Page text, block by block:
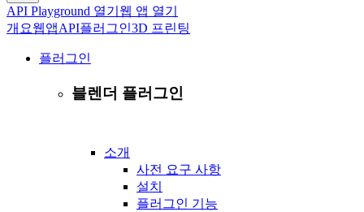
API Playground 열기 웹 앱 열기
개요웹앱API플러그인3D 프린팅
플러그인
블렌더 플러그인
소개
사전 요구 사항
설치
플러그인 기능